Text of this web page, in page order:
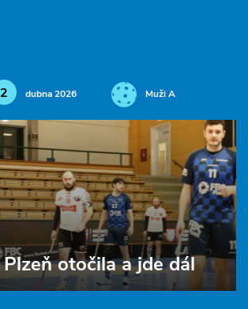
2 dubna 2026 Muži A
Plzeň otočila a jde dál